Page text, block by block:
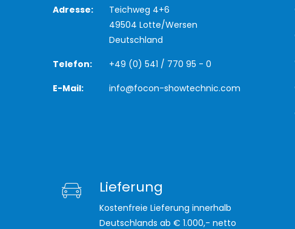
Adresse:
Teichweg 4+6
49504 Lotte/Wersen
Deutschland
Telefon:
+49 (0) 541 / 770 95 - 0
E-Mail:
info@focon-showtechnic.com
Lieferung
Kostenfreie Lieferung innerhalb
Deutschlands ab € 1.000,- netto